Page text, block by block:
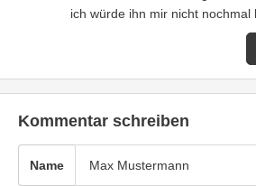
ich würde ihn mir nicht nochmal
Kommentar schreiben
Name